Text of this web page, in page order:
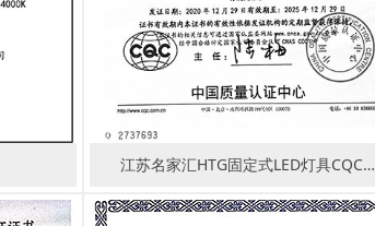
江苏名家汇HTG固定式LED灯具CQC…